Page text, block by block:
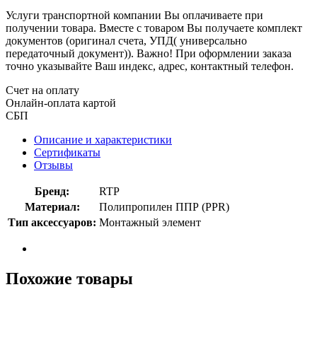
Услуги транспортной компании Вы оплачиваете при
получении товара. Вместе с товаром Вы получаете комплект
документов (оригинал счета, УПД( универсально
передаточный документ)). Важно! При оформлении заказа
точно указывайте Ваш индекс, адрес, контактный телефон.
Счет на оплату
Онлайн-оплата картой
СБП
Описание и характеристики
Сертификаты
Отзывы
Бренд:
RTP
Материал:
Полипропилен ППР (PPR)
Тип аксессуаров: Монтажный элемент
Похожие товары